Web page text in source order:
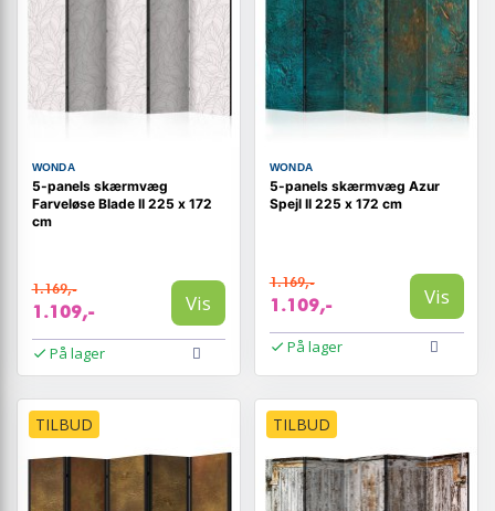
WONDA
5-panels skærmvæg
Farveløse Blade II 225 x 172
cm
1.169,-
1.109,- Vis
På lager
WONDA
5-panels skærmvæg Azur
Spejl II 225 x 172 cm
1.169,-
1.109,- Vis
På lager
TILBUD TILBUD